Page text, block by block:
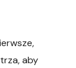
aby